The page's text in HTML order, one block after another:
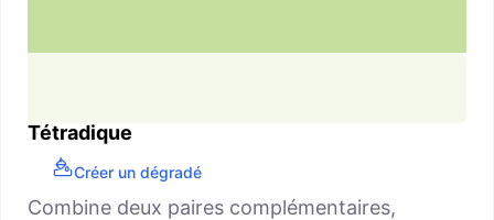
Tétradique
Créer un dégradé
Combine deux paires complémentaires,